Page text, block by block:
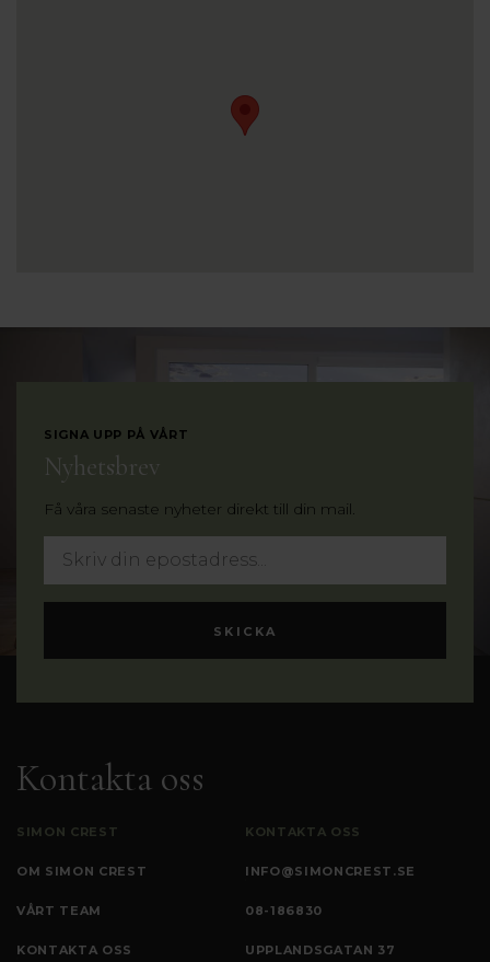
Kontakta oss
SIMON CREST
OM SIMON CREST
VÅRT TEAM
KONTAKTA OSS
KONTAKTA OSS
INFO@SIMONCREST.SE
08-186830
UPPLANDSGATAN 37
SIGNA UPP PÅ VÅRT
Nyhetsbrev
Få våra senaste nyheter direkt till din mail.